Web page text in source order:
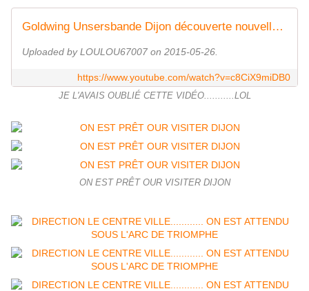
Goldwing Unsersbande Dijon découverte nouvelle gold
Uploaded by LOULOU67007 on 2015-05-26.
https://www.youtube.com/watch?v=c8CiX9miDB0
JE L'AVAIS OUBLIÉ CETTE VIDÉO...........LOL
ON EST PRÊT OUR VISITER DIJON